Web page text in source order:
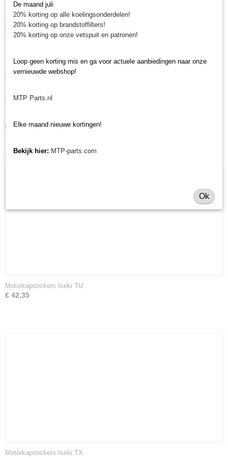
Minitractorparts heeft een groot assortiment onderdelen op het gebied van
minitractoren, miditractoren, compacttractoren en aanbouwwerktuigen. Wij
verkopen deze onderdelen met als specialisme de Japanse
minitractormerken Yanmar, Iseki, Kubota en Shibaura.
Minitractorparts.nl heeft een groot assortiment onderdelen, waaronder de
Motorkapstickers Kubota B, voor uw Kubota B 5000, B 5001, B 6000, B
6001, B 7000, B 7001.
ons volledige Kubota onderdelen assortiment.
Ook interessant
Motorkapstickers Iseki TU
€ 42,35
Motorkapstickers Iseki TX
De maand juli
20% korting op alle koelingsonderdelen!
20% korting op brandstoffilters!
20% korting op onze vetspuit en patronen!
Loop geen korting mis en ga voor actuele aanbiedingen naar onze
vernieuwde webshop!
MTP Parts.nl
Elke maand nieuwe kortingen!
Bekijk hier: MTP-parts.com
Ok